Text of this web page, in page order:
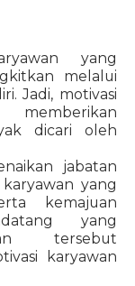
yang
melalui
Jadi, motivasi
dicari oleh
jabatan
yang
kemajuan
yang
tersebut
karyawan